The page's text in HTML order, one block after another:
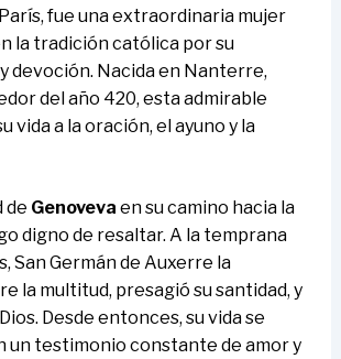
fue una extraordinaria mujer
la tradición católica por su
devoción. Nacida en Nanterre,
del año 420, esta admirable
vida a la oración, el ayuno y la
de Genoveva en su camino hacia la
digno de resaltar. A la temprana
San Germán de Auxerre la
la multitud, presagió su santidad, y
Desde entonces, su vida se
un testimonio constante de amor y